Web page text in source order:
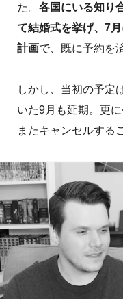
た。 各国にいる知り
て結婚式を挙げ、7
計画で、既に予約を
しかし、当初の予定
いた9月も延期。更
またキャンセルする